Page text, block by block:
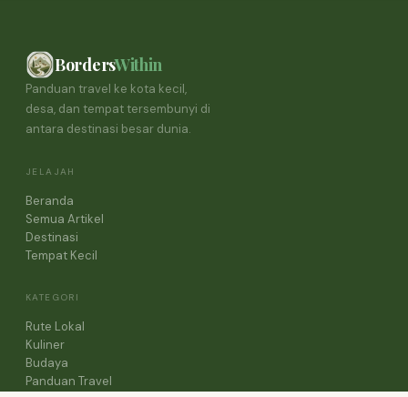
BordersWithin
Panduan travel ke kota kecil,
desa, dan tempat tersembunyi di
antara destinasi besar dunia.
JELAJAH
Beranda
Semua Artikel
Destinasi
Tempat Kecil
KATEGORI
Rute Lokal
Kuliner
Budaya
Panduan Travel